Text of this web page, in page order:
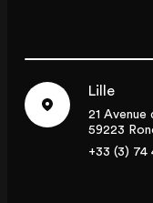
Lille
21 Avenue
59223
+33 (3) 74